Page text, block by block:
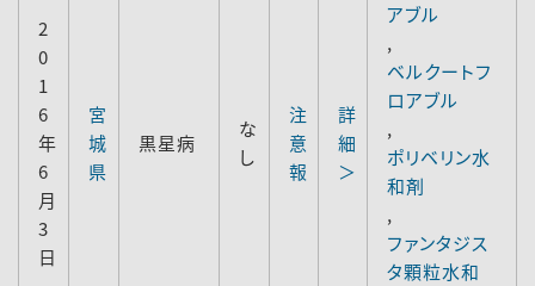
2
0
1
6
年
6
月
3
日
宮
城
県
黒星病
な
し
注
意
報
詳
細
＞
アブル
,
ベルクートフ
ロアブル
,
ポリベリン水
和剤
,
ファンタジス
タ顆粒水和